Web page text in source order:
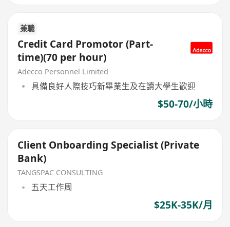
兼職
Credit Card Promotor (Part-
time)(70 per hour)
Adecco Personnel Limited
具備良好人際技巧新畢業生及在讀大學生歡迎
$50-70/小時
Client Onboarding Specialist (Private
Bank)
TANGSPAC CONSULTING
五天工作周
$25K-35K/月